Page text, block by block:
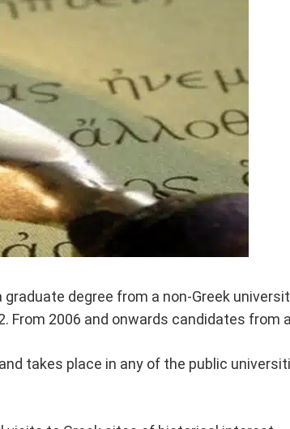
degree from a non-Greek
From 2006 and onwards candidates from
takes place in any of the public